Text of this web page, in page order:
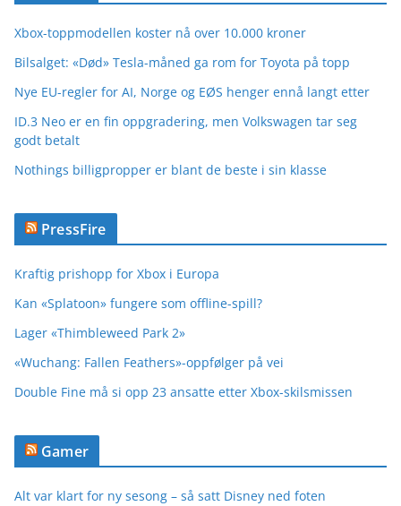
Xbox-toppmodellen koster nå over 10.000 kroner
Bilsalget: «Død» Tesla-måned ga rom for Toyota på topp
Nye EU-regler for AI, Norge og EØS henger ennå langt etter
ID.3 Neo er en fin oppgradering, men Volkswagen tar seg
godt betalt
Nothings billigpropper er blant de beste i sin klasse
PressFire
Kraftig prishopp for Xbox i Europa
Kan «Splatoon» fungere som offline-spill?
Lager «Thimbleweed Park 2»
«Wuchang: Fallen Feathers»-oppfølger på vei
Double Fine må si opp 23 ansatte etter Xbox-skilsmissen
Gamer
Alt var klart for ny sesong – så satt Disney ned foten